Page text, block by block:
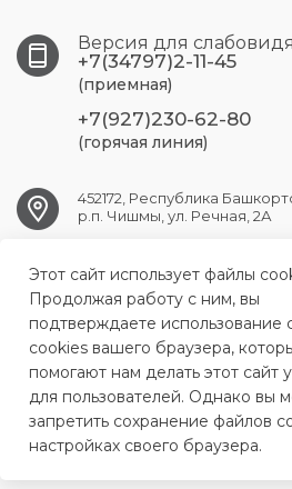
Версия для
+7(34797)2-11-45
(приемная)
+7(927)230-62-80
(горячая линия)
452172, Республика
р.п. Чишмы, ул. Речная, 2А
chishmy.crb@doctorrb.ru
ГБУЗ РБ Чишминская ЦРБ
Этот сайт использует файлы
Продолжая работу с ним, вы
подтверждаете использование
cookies вашего браузера,
помогают нам делать этот сайт
для пользователей. Однако вы
запретить сохранение файлов
настройках своего браузера.